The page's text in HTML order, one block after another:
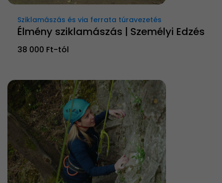
Sziklamászás és via ferrata túravezetés
Élmény sziklamászás | Személyi Edzés
38 000 Ft-tól